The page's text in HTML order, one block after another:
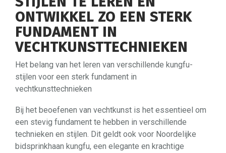
ONTWIKKEL ZO EEN STERK
FUNDAMENT IN
VECHTKUNSTTECHNIEKEN
Het belang van het leren van verschillende kungfu-
stijlen voor een sterk fundament in
vechtkunsttechnieken
Bij het beoefenen van vechtkunst is het essentieel om
een stevig fundament te hebben in verschillende
technieken en stijlen. Dit geldt ook voor Noordelijke
bidsprinkhaan kungfu, een elegante en krachtige